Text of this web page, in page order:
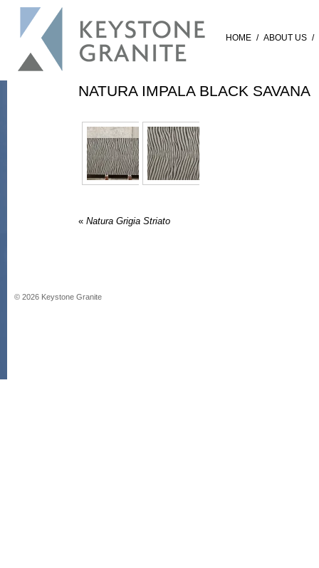
HOME / ABOUT US /
NATURA IMPALA BLACK SAVANA
« Natura Grigia Striato
© 2026 Keystone Granite